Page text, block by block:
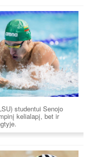
studentui Senojo
kelialapį, bet ir